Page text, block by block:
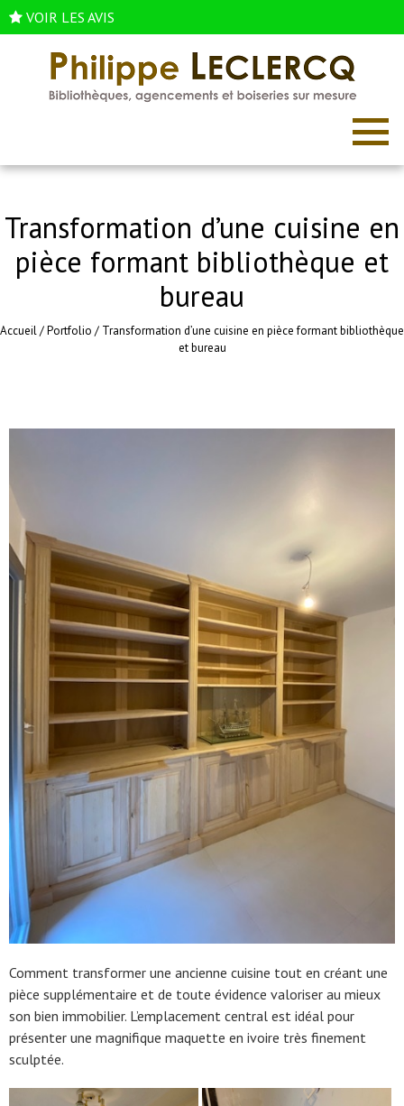
VOIR LES AVIS
Transformation d’une cuisine en
pièce formant bibliothèque et
bureau
Accueil/Portfolio / Transformation d’une cuisine en pièce formant bibliothèque
et bureau
Comment transformer une ancienne cuisine tout en créant une
pièce supplémentaire et de toute évidence valoriser au mieux
son bien immobilier. L’emplacement central est idéal pour
présenter une magnifique maquette en ivoire très finement
sculptée.